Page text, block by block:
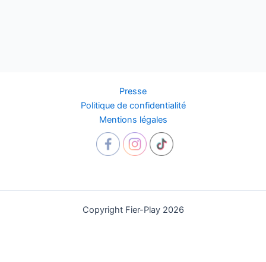
Presse
Politique de confidentialité
Mentions légales
Copyright Fier-Play 2026